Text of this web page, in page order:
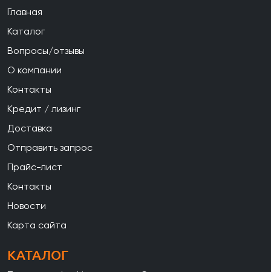
Главная
Каталог
Вопросы/отзывы
О компании
Контакты
Кредит / лизинг
Доставка
Отправить запрос
Прайс-лист
Контакты
Новости
Карта сайта
КАТАЛОГ